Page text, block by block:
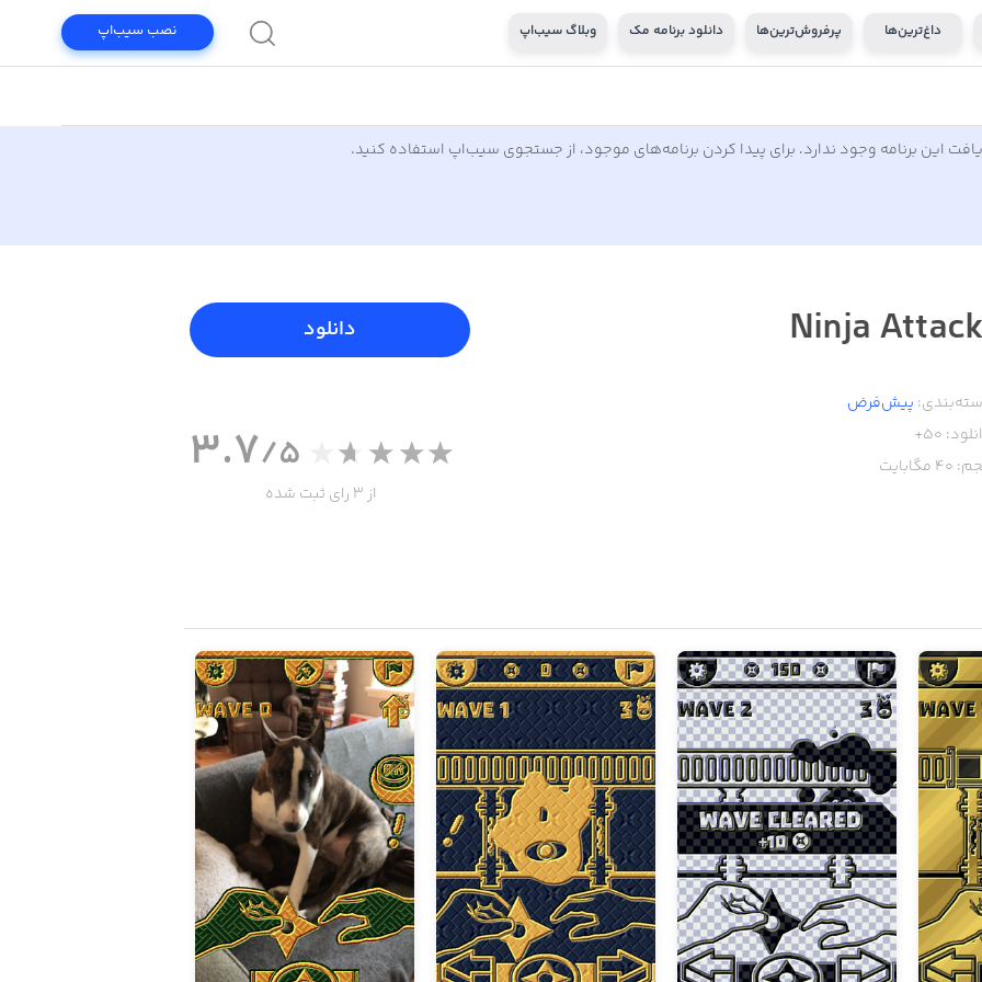
داغ‌ترین‌ها پرفروش‌ترین‌ها دانلود برنامه مک وبلاگ سیب‌اپ نصب سیب‌اپ
این برنامه وجود ندارد. برای پیدا کردن برنامه‌های موجود، از جستجوی سیب‌اپ استفاده کنید.
پیش‌فرض
50+
40 مگابایت
دانلود
3.7/5
از 3 رای ثبت شده